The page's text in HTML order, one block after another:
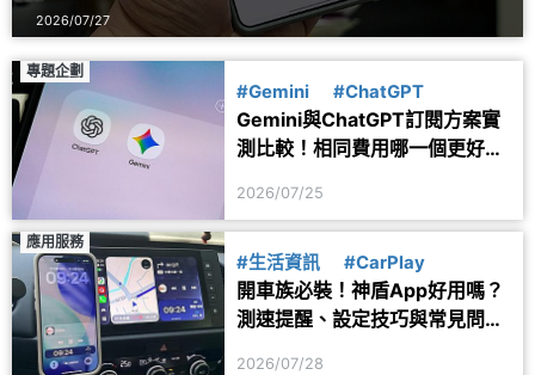
2026/07/27
專題企劃
#Gemini #ChatGPT
Gemini與ChatGPT訂閱方案實
測比較！相同費用哪一個更好
2026/07/25
應用服務
#生活資訊 #CarPlay
開車族必裝！神盾App好用嗎？
測速提醒、設定技巧與常見問題
2026/07/28